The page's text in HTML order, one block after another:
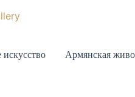
Армянская